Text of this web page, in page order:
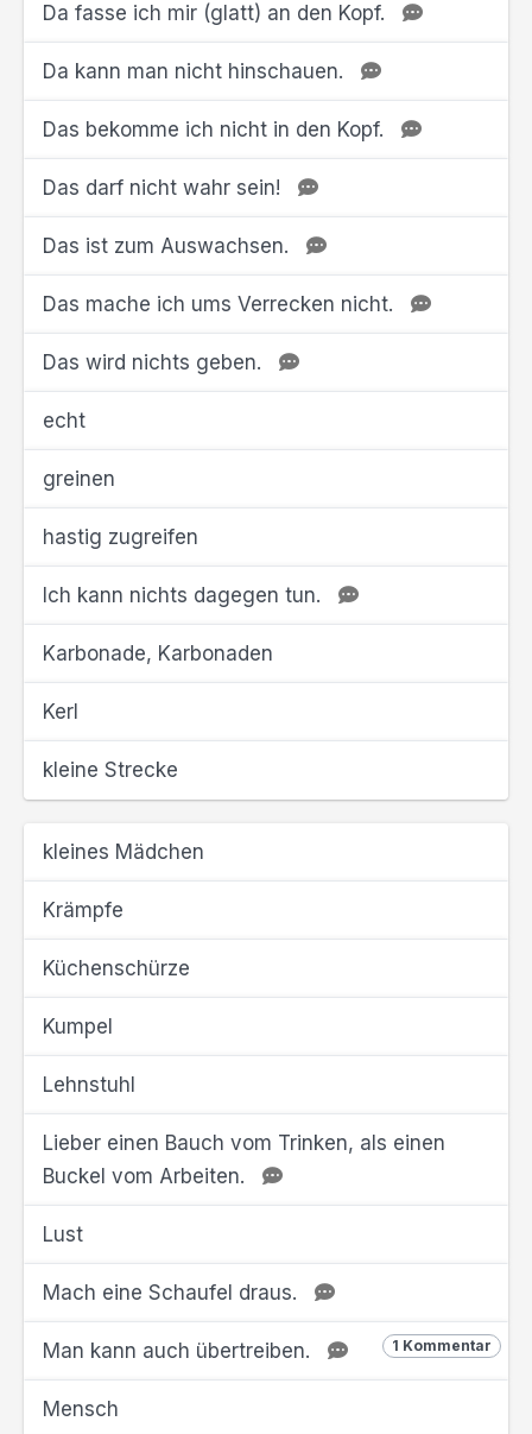
Da fasse ich mir (glatt) an den Kopf.
Da kann man nicht hinschauen.
Das bekomme ich nicht in den Kopf.
Das darf nicht wahr sein!
Das ist zum Auswachsen.
Das mache ich ums Verrecken nicht.
Das wird nichts geben.
echt
greinen
hastig zugreifen
Ich kann nichts dagegen tun.
Karbonade, Karbonaden
Kerl
kleine Strecke
kleines Mädchen
Krämpfe
Küchenschürze
Kumpel
Lehnstuhl
Lieber einen Bauch vom Trinken, als einen
Buckel vom Arbeiten.
Lust
Mach eine Schaufel draus.
1 Kommentar
Man kann auch übertreiben.
Mensch